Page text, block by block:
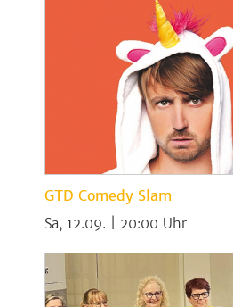
GTD Comedy Slam
Sa, 12.09. | 20:00